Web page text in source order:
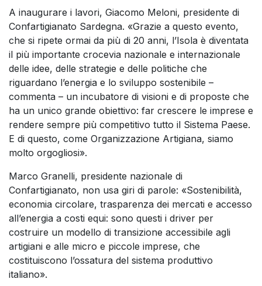
A inaugurare i lavori, Giacomo Meloni, presidente di
Confartigianato Sardegna. «Grazie a questo evento,
che si ripete ormai da più di 20 anni, l’Isola è diventata
il più importante crocevia nazionale e internazionale
delle idee, delle strategie e delle politiche che
riguardano l’energia e lo sviluppo sostenibile –
commenta – un incubatore di visioni e di proposte che
ha un unico grande obiettivo: far crescere le imprese e
rendere sempre più competitivo tutto il Sistema Paese.
E di questo, come Organizzazione Artigiana, siamo
molto orgogliosi».
Marco Granelli, presidente nazionale di
Confartigianato, non usa giri di parole: «Sostenibilità,
economia circolare, trasparenza dei mercati e accesso
all’energia a costi equi: sono questi i driver per
costruire un modello di transizione accessibile agli
artigiani e alle micro e piccole imprese, che
costituiscono l’ossatura del sistema produttivo
italiano».